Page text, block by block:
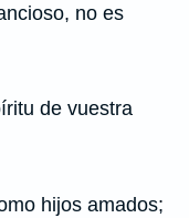
no es
de vuestra
hijos amados;